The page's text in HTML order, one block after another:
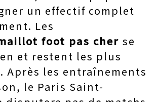
un effectif complet
Les
foot pas cher se
et restent les plus
Après les entraînements
le Paris Saint-